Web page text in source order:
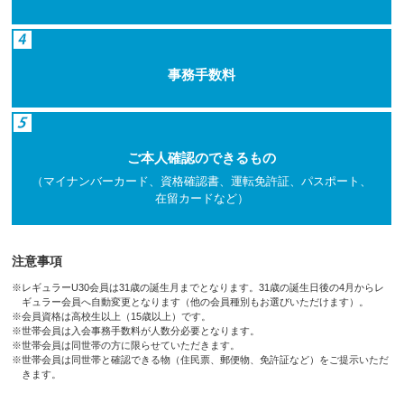
事務手数料
ご本人確認のできるもの
（マイナンバーカード、資格確認書、運転免許証、パスポート、
在留カードなど）
注意事項
※レギュラーU30会員は31歳の誕生月までとなります。31歳の誕生日後の4月からレ
ギュラー会員へ自動変更となります（他の会員種別もお選びいただけます）。
※会員資格は高校生以上（15歳以上）です。
※世帯会員は入会事務手数料が人数分必要となります。
※世帯会員は同世帯の方に限らせていただきます。
※世帯会員は同世帯と確認できる物（住民票、郵便物、免許証など）をご提示いただ
きます。